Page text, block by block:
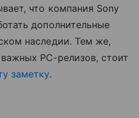
что компания Sony
дополнительные
наследии. Тем же,
PC-релизов, стоит
заметку.